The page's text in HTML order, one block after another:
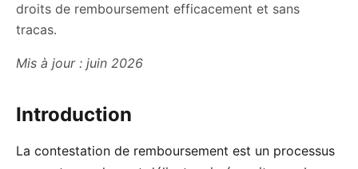
droits de remboursement efficacement et sans
tracas.
Mis à jour : juin 2026
Introduction
La contestation de remboursement est un processus